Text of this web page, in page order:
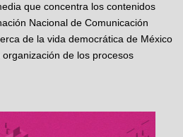
que concentra los contenidos
Nacional de Comunicación
de la vida democrática de México
de los procesos